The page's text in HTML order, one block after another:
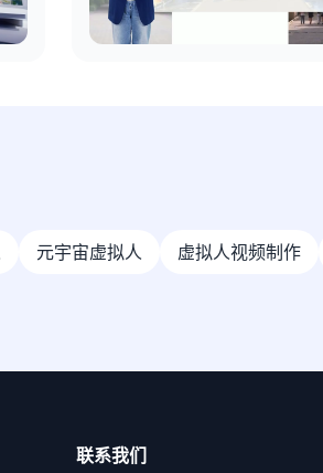
元宇宙虚拟人 虚拟人视频制作
联系我们